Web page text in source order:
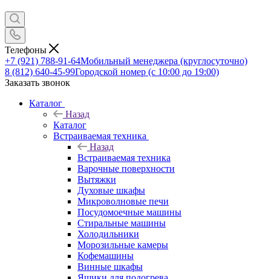
Телефоны
+7 (921) 788-91-64Мобильный менеджера (круглосуточно)
8 (812) 640-45-99Городской номер (с 10:00 до 19:00)
Заказать звонок
Каталог
Назад
Каталог
Встраиваемая техника
Назад
Встраиваемая техника
Варочные поверхности
Вытяжки
Духовые шкафы
Микроволновые печи
Посудомоечные машины
Стиральные машины
Холодильники
Морозильные камеры
Кофемашины
Винные шкафы